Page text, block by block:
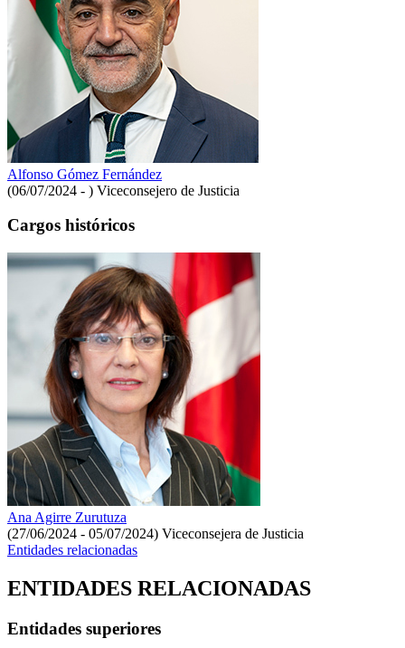
Alfonso Gómez Fernández
(06/07/2024 - ) Viceconsejero de Justicia
Cargos históricos
Ana Agirre Zurutuza
(27/06/2024 - 05/07/2024) Viceconsejera de Justicia
Entidades relacionadas
ENTIDADES RELACIONADAS
Entidades superiores